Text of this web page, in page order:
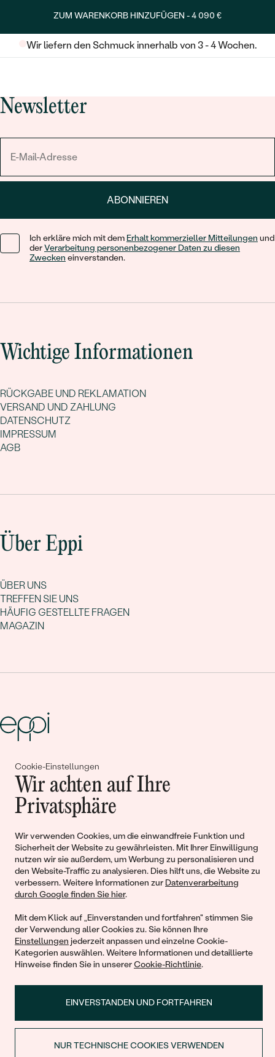
Cookie-Einstellungen
Wir achten auf Ihre
Privatsphäre
Wir verwenden Cookies, um die einwandfreie Funktion und
Sicherheit der Website zu gewährleisten. Mit Ihrer Einwilligung
nutzen wir sie außerdem, um Werbung zu personalisieren und
den Website-Traffic zu analysieren. Dies hilft uns, die Website zu
verbessern. Weitere Informationen zur Datenverarbeitung
durch Google finden Sie hier.
Mit dem Klick auf „Einverstanden und fortfahren" stimmen Sie
der Verwendung aller Cookies zu. Sie können Ihre
Einstellungen jederzeit anpassen und einzelne Cookie-
Kategorien auswählen. Weitere Informationen und detaillierte
Hinweise finden Sie in unsererCookie-Richtlinie.
EINVERSTANDEN UND FORTFAHREN
NUR TECHNISCHE COOKIES VERWENDEN
ZUM WARENKORB HINZUFÜGEN -4 090 €
Wir liefern den Schmuck innerhalb von 3 - 4 Wochen.
Newsletter
ABONNIEREN
Ich erkläre mich mit dem Erhalt kommerzieller Mitteilungen und
derVerarbeitung personenbezogener Daten zu diesen
Zwecken einverstanden.
Wichtige Informationen
RÜCKGABE UND REKLAMATION
VERSAND UND ZAHLUNG
DATENSCHUTZ
IMPRESSUM
AGB
Über Eppi
ÜBER UNS
TREFFEN SIE UNS
HÄUFIG GESTELLTE FRAGEN
MAGAZIN
Gemeinsam erschaffen wir
Geschichten von Schönheit und
Liebe
Begleiten Sie uns!